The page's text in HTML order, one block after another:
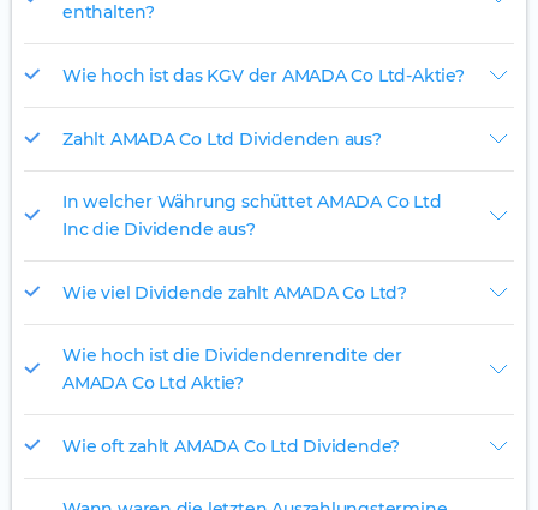
enthalten?
Wie hoch ist das KGV der AMADA Co Ltd-Aktie?
Zahlt AMADA Co Ltd Dividenden aus?
In welcher Währung schüttet AMADA Co Ltd
Inc die Dividende aus?
Wie viel Dividende zahlt AMADA Co Ltd?
Wie hoch ist die Dividendenrendite der
AMADA Co Ltd Aktie?
Wie oft zahlt AMADA Co Ltd Dividende?